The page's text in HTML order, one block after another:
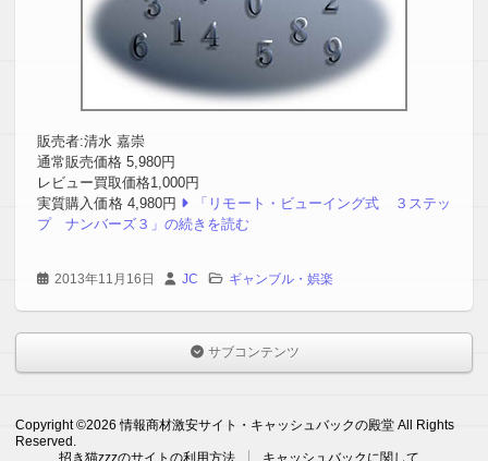
販売者:清水 嘉崇
通常販売価格 5,980円
レビュー買取価格1,000円
実質購入価格 4,980円
「リモート・ビューイング式 ３ステッ
プ ナンバーズ３」の続きを読む
2013年11月16日 JC ギャンブル・娯楽
サブコンテンツ
Copyright ©2026 情報商材激安サイト・キャッシュバックの殿堂 All Rights
Reserved.
招き猫zzzのサイトの利用方法
キャッシュバックに関して